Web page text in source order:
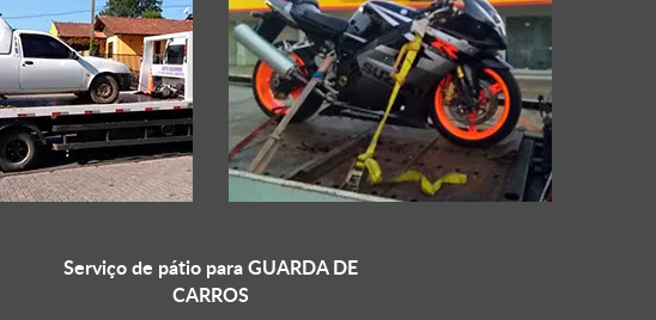
Serviço de pátio paraGUARDA DE
CARROS